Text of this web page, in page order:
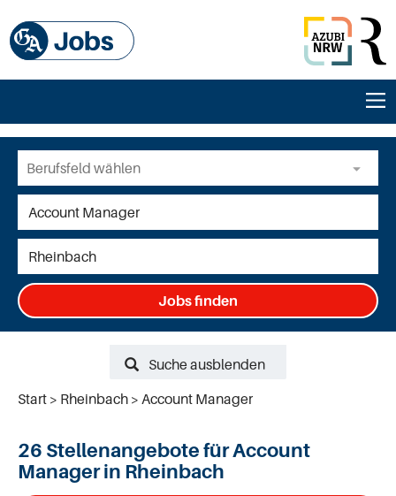
Jobs finden
Suche ausblenden
Start
Rheinbach Account Manager
26 Stellenangebote für Account
Manager in Rheinbach